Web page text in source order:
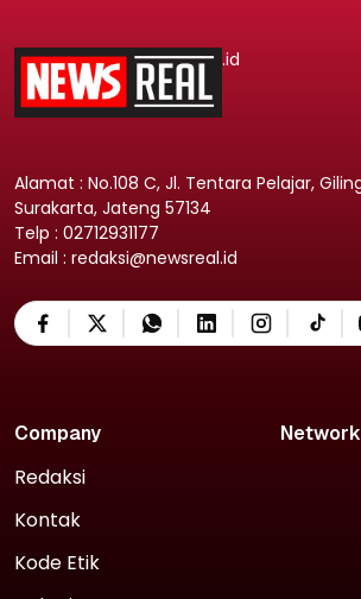
.id
Alamat : No.108 C, Jl. Tentara Pelajar,
Surakarta, Jateng 57134
Telp : 02712931177
Email : redaksi@newsreal.id
Company
Redaksi
Kontak
Kode Etik
Network